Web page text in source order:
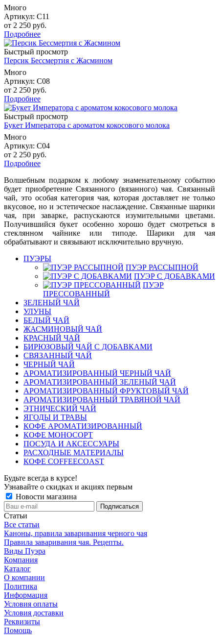
Много
Артикул: С11
от 2 250 руб.
Подробнее
Быстрый просмотр
Персик Бессмертия с Жасмином
Много
Артикул: С08
от 2 250 руб.
Подробнее
Быстрый просмотр
Букет Императора с ароматом кокосового молока
Много
Артикул: С04
от 2 250 руб.
Подробнее
Волшебным подарком к любому знаменательному событию
будет приобретение Связанного (вязанного) чая. Связанный
чай, это особая категория чая, которая доставляет не только
вкусовое, но и эстетическое наслаждение. Связанные шарики
чая, при заварке, распускаются изумительными цветами.
Получившийся букет особенно хорошо будет смотреться в
стеклянном чайнике или типоде. Шарики для чая
обрабатывают и связывают исключительно вручную.
ПУЭРЫ
ПУЭР РАССЫПНОЙ
ПУЭР С ДОБАВКАМИ
ПУЭР
ПРЕССОВАННЫЙ
ЗЕЛЕНЫЙ ЧАЙ
УЛУНЫ
БЕЛЫЙ ЧАЙ
ЖАСМИНОВЫЙ ЧАЙ
КРАСНЫЙ ЧАЙ
БИРЮЗОВЫЙ ЧАЙ С ДОБАВКАМИ
СВЯЗАННЫЙ ЧАЙ
ЧЕРНЫЙ ЧАЙ
АРОМАТИЗИРОВАННЫЙ ЧЕРНЫЙ ЧАЙ
АРОМАТИЗИРОВАННЫЙ ЗЕЛЕНЫЙ ЧАЙ
АРОМАТИЗИРОВАННЫЙ ФРУКТОВЫЙ ЧАЙ
АРОМАТИЗИРОВАННЫЙ ТРАВЯНОЙ ЧАЙ
ЭТНИЧЕСКИЙ ЧАЙ
ЯГОДЫ И ТРАВЫ
КОФЕ АРОМАТИЗИРОВАННЫЙ
КОФЕ МОНОСОРТ
ПОСУДА И АКСЕССУАРЫ
РАСХОДНЫЕ МАТЕРИАЛЫ
КОФЕ COFFEECOAST
Будьте всегда в курсе!
Узнавайте о скидках и акциях первым
Новости магазина
Статьи
Все статьи
Каноны, правила заваривания черного чая
Правила заваривания чая. Рецепты.
Виды Пуэра
Компания
Каталог
О компании
Политика
Информация
Условия оплаты
Условия доставки
Реквизиты
Помощь